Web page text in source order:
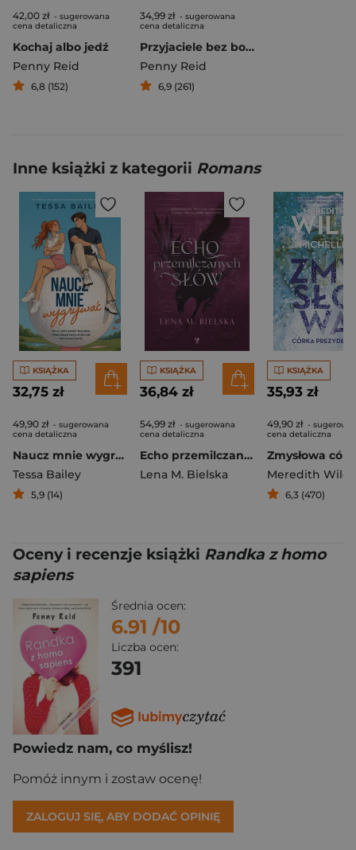
42,00 zł - sugerowana
cena detaliczna
Kochaj albo jedź
Penny Reid
6,8 (152)
34,99 zł - sugerowana
cena detaliczna
Przyjaciele bez bonusu
Penny Reid
6,9 (261)
Inne książki z kategorii Romans
KSIĄŻKA
32,75 zł
49,90 zł - sugerowana
cena detaliczna
Naucz mnie wygrywać
Tessa Bailey
5,9 (14)
KSIĄŻKA
36,84 zł
54,99 zł - sugerowana
cena detaliczna
Echo przemilczanych słów
Lena M. Bielska
KSIĄŻKA
35,93 zł
49,90 zł -
cena detaliczna
Meredith Wild
6,3 (470)
Oceny i recenzje książki Randka z homo
sapiens
Średnia ocen:
6.91 /10
Liczba ocen:
391
Powiedz nam, co myślisz!
Pomóż innym i zostaw ocenę!
ZALOGUJ SIĘ, ABY DODAĆ OPINIĘ